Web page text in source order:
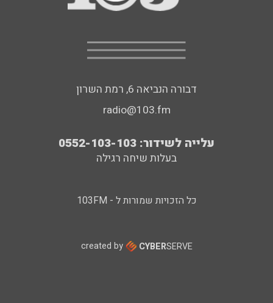
דבורה הנביאה 6, רמת השרון
radio@103.fm
עלייה לשידור: 0552-103-103
בעלות שיחה רגילה
כל הזכויות שמורות ל - 103FM
created by CYBERSERVE